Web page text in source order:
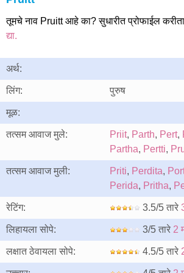
तूमचे नाव Pruitt आहे का? सुधारीत प्रोफाईल
द्या.
अर्थ:
लिंग: पुरुष
मूळ:
तत्सम आवाज मुले: Priit, Parth, Pert,
Partha, Pertti,
तत्सम आवाज मुली: Priti, Perdita,
Perida, Pritha,
रेटिंग: 3.5/5 तारे
लिहायला सोपे: 3/5 तारे 2
लक्षात ठेवायला सोपे: 4.5/5 तारे